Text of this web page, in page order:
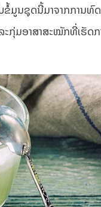
ຂໍ້ມູນຊຸດນີ້ມາຈາກການ
ະກຸ່ມອາສາສະໝັກທີ່ເຮັ